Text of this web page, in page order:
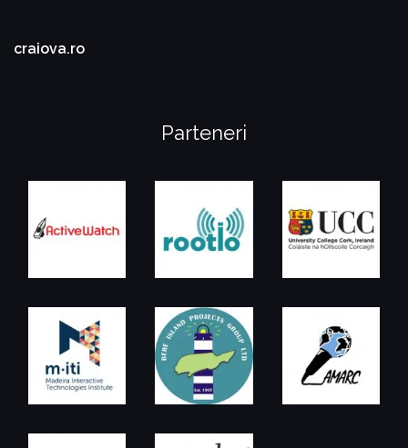
craiova.ro
Parteneri